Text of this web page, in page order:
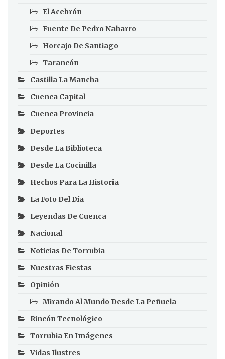
El Acebrón
Fuente De Pedro Naharro
Horcajo De Santiago
Tarancón
Castilla La Mancha
Cuenca Capital
Cuenca Provincia
Deportes
Desde La Biblioteca
Desde La Cocinilla
Hechos Para La Historia
La Foto Del Día
Leyendas De Cuenca
Nacional
Noticias De Torrubia
Nuestras Fiestas
Opinión
Mirando Al Mundo Desde La Peñuela
Rincón Tecnológico
Torrubia En Imágenes
Vidas Ilustres